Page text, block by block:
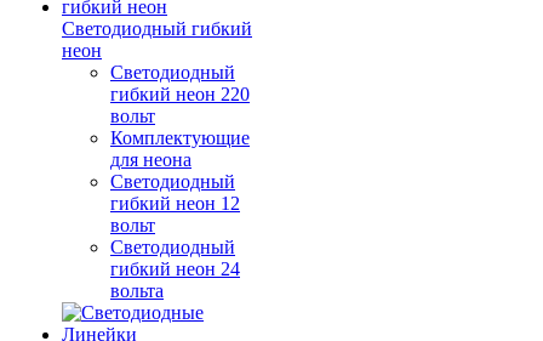
Светодиодный гибкий
неон
Светодиодный
гибкий неон 220
вольт
Комплектующие
для неона
Светодиодный
гибкий неон 12
вольт
Светодиодный
гибкий неон 24
вольта